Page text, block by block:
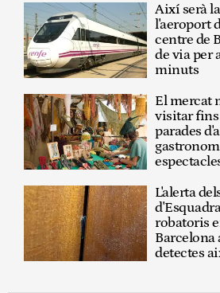
Així serà
l'aeroport
centre de
de via per
minuts
El mercat
visitar fins
parades
L'alerta
robatoris
Barcelona
detectes